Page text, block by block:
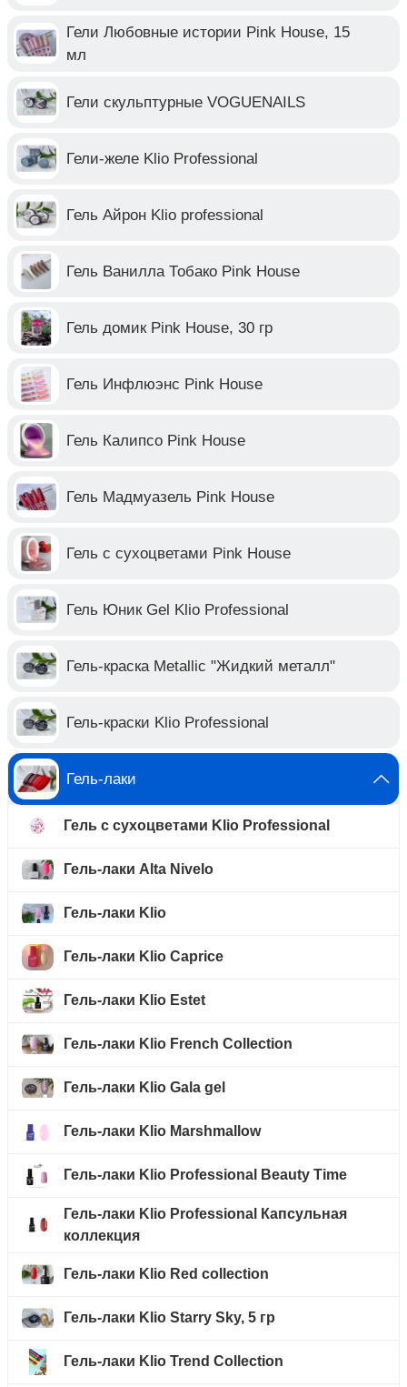
Гели Любовные истории Pink House, 15
мл
Гели скульптурные VOGUENAILS
Гели-желе Klio Professional
Гель Айрон Klio professional
Гель Ванилла Тобако Pink House
Гель домик Pink House, 30 гр
Гель Инфлюэнс Pink House
Гель Калипсо Pink House
Гель Мадмуазель Pink House
Гель с сухоцветами Pink House
Гель Юник Gel Klio Professional
Гель-краска Metallic "Жидкий металл"
Гель-краски Klio Professional
Гель-лаки
Гель с сухоцветами Klio Professional
Гель-лаки Alta Nivelo
Гель-лаки Klio
Гель-лаки Klio Caprice
Гель-лаки Klio Estet
Гель-лаки Klio French Collection
Гель-лаки Klio Gala gel
Гель-лаки Klio Marshmallow
Гель-лаки Klio Professional Beauty Time
Гель-лаки Klio Professional Капсульная
коллекция
Гель-лаки Klio Red collection
Гель-лаки Klio Starry Sky, 5 гр
Гель-лаки Klio Trend Collection